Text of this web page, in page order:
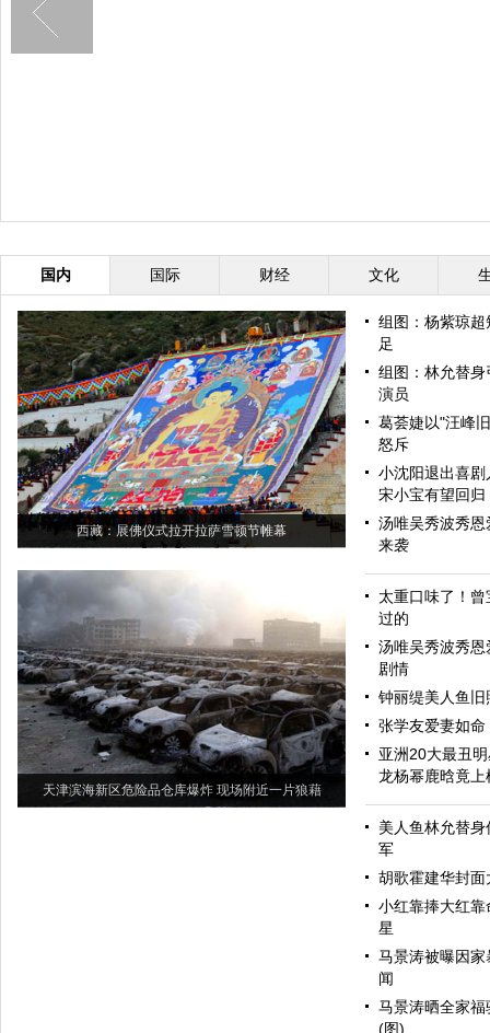
国内 国际 财经 文化
西藏：展佛仪式拉开拉萨雪顿节帷幕
天津滨海新区危险品仓库爆炸 现场附近一片狼藉
组图：杨紫琼
足
组图：林允替
演员
葛荟婕以"汪峰
怒斥
小沈阳退出喜
宋小宝有望回归
汤唯吴秀波秀
来袭
太重口味了！
过的
汤唯吴秀波秀恩
剧情
钟丽缇美人鱼
张学友爱妻如
亚洲20大最丑
龙杨幂鹿晗竟上
美人鱼林允替
军
胡歌霍建华封
小红靠捧大红
星
马景涛被曝因
闻
马景涛晒全家
(图)